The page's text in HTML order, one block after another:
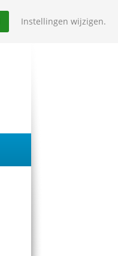
Instellingen wijzigen.